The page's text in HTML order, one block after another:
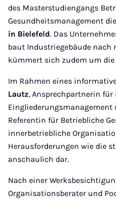
des Masterstudiengangs
Gesundheitsmanagement die
in Bielefeld. Das
baut Industriegebäude nach
kümmert sich zudem um
Im Rahmen eines
Lautz, Ansprechpartnerin für
Eingliederungsmanagement
Referentin für Betriebliche
innerbetriebliche
Herausforderungen wie die
anschaulich dar.
Nach einer
Organisationsberater und